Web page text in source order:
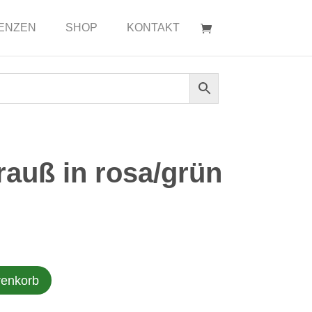
SHOP KONTAKT
in rosa/grün